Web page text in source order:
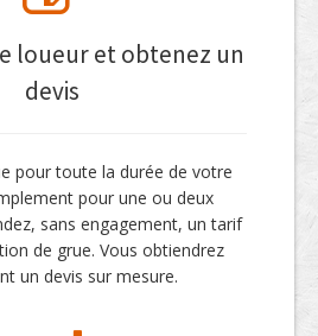
loueur et obtenez un
devis
pour toute la durée de votre
pour une ou deux
sans engagement, un tarif
de grue. Vous obtiendrez
un devis sur mesure.